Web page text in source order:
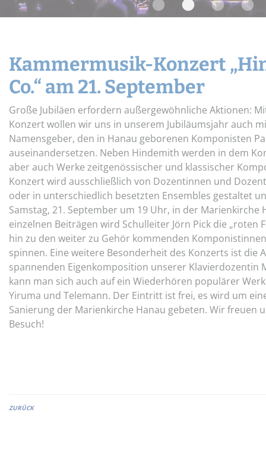
WiderrufsbelehrungSchnupper-
Kammermusik-Konzert
Co.“ am 21. September
Große Jubiläen erfordern außergewöhnliche Aktionen:
Konzert wollen wir uns in unserem Jubiläumsjahr auch
Namensgeber, den in Hanau geborenen Komponisten
auseinandersetzen. Neben Hindemith werden in dem
aber auch Werke zeitgenössischer und klassischer
Konzert wird ausschließlich von Dozentinnen und
oder in unterschiedlich besetzten Ensembles gestaltet
Samstag, 21. September um 19 Uhr, in der Marienkirche
einzelnen Beiträgen wird Schulleiter Jörn Pick die „roten
hin zu den weiter zu Gehör kommenden
spinnen. Eine weitere Besonderheit des Konzerts ist die
spannenden Eigenkomposition unserer Klavierdozentin
kann man sich auch auf ein Wiederhören populärer
Yiruma und Telemann. Der Eintritt ist frei, es wird um
Sanierung der Marienkirche Hanau gebeten. Wir freuen
Besuch!
ZURÜCK